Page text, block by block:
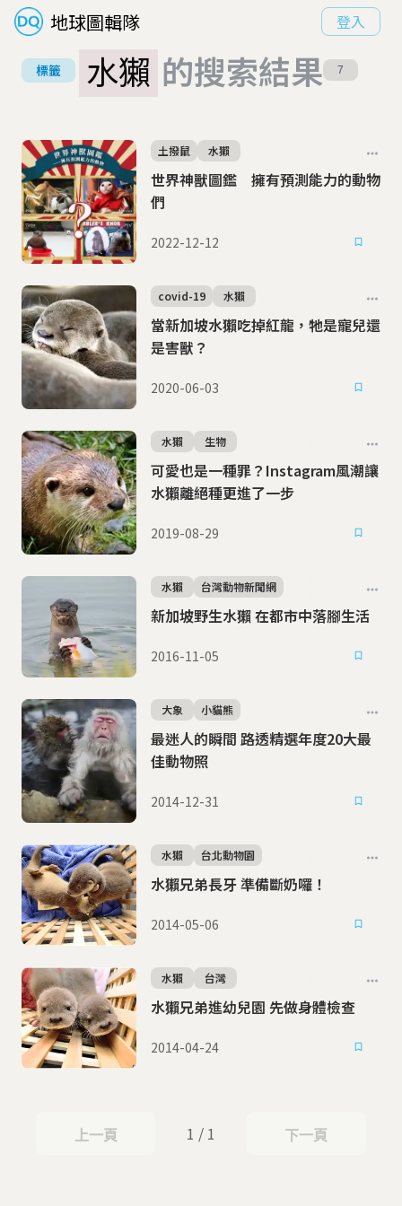
地球圖輯隊 登入
標籤 水獺 的搜索結果 7
世界神獸圖鑑 擁有預測能力的動物
們
土撥鼠 水獺
2022-12-12
當新加坡水獺吃掉紅龍，牠是寵兒還
是害獸？
covid-19 水獺
2020-06-03
可愛也是一種罪？Instagram風潮讓
水獺離絕種更進了一步
水獺 生物
2019-08-29
新加坡野生水獺 在都市中落腳生活
水獺 台灣動物新聞網
2016-11-05
最迷人的瞬間 路透精選年度20大最
佳動物照
大象 小貓熊
2014-12-31
水獺兄弟長牙 準備斷奶囉！
水獺 台北動物園
2014-05-06
水獺兄弟進幼兒園 先做身體檢查
水獺 台灣
2014-04-24
上一頁
上一頁 1 / 1 下一頁
下一頁